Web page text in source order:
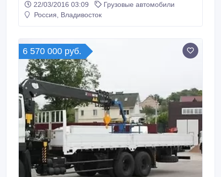
Грузоподъёмность 20 000 кг. Тип Седельный тягач
Привод 6x4 Трансмиссия Механическая Топливо
4-х тактный, 6 цилиндров топливо: дизель
мощность, л.
22/03/2016 03:09
Грузовые автомобили
Россия, Владивосток
6 570 000 руб.